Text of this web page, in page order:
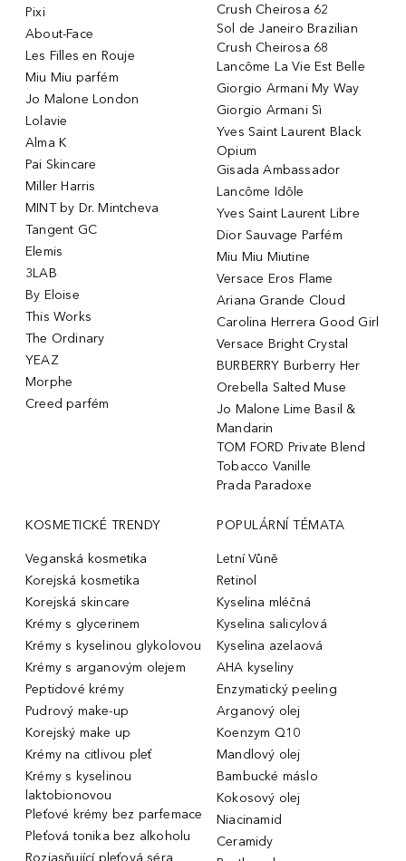
Pixi
About-Face
Les Filles en Rouje
Miu Miu parfém
Jo Malone London
Lolavie
Alma K
Pai Skincare
Miller Harris
MINT by Dr. Mintcheva
Tangent GC
Elemis
3LAB
By Eloise
This Works
The Ordinary
YEAZ
Morphe
Creed parfém
Crush Cheirosa 62
Sol de Janeiro Brazilian
Crush Cheirosa 68
Lancôme La Vie Est Belle
Giorgio Armani My Way
Giorgio Armani Sì
Yves Saint Laurent Black
Opium
Gisada Ambassador
Lancôme Idôle
Yves Saint Laurent Libre
Dior Sauvage Parfém
Miu Miu Miutine
Versace Eros Flame
Ariana Grande Cloud
Carolina Herrera Good Girl
Versace Bright Crystal
BURBERRY Burberry Her
Orebella Salted Muse
Jo Malone Lime Basil &
Mandarin
TOM FORD Private Blend
Tobacco Vanille
Prada Paradoxe
KOSMETICKÉ TRENDY
Veganská kosmetika
Korejská kosmetika
Korejská skincare
Krémy s glycerinem
Krémy s kyselinou glykolovou
Krémy s arganovým olejem
Peptidové krémy
Pudrový make-up
Korejský make up
Krémy na citlivou pleť
Krémy s kyselinou
laktobionovou
Pleťové krémy bez parfemace
Pleťová tonika bez alkoholu
Rozjasňující pleťová séra
POPULÁRNÍ TÉMATA
Letní Vůně
Retinol
Kyselina mléčná
Kyselina salicylová
Kyselina azelaová
AHA kyseliny
Enzymatický peeling
Arganový olej
Koenzym Q10
Mandlový olej
Bambucké máslo
Kokosový olej
Niacinamid
Ceramidy